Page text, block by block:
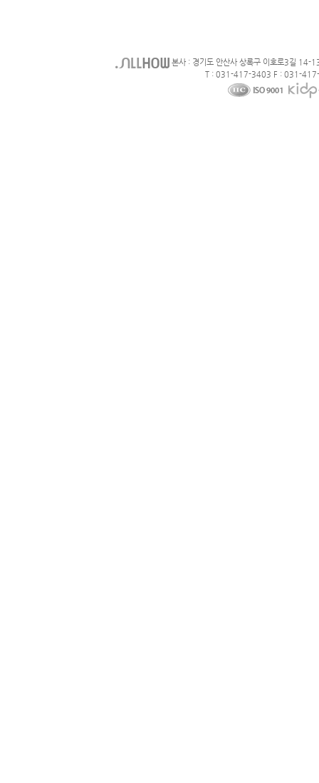
본사 : 경기도 안산사 상록구 이호로3길 14-
T : 031-417-3403 F : 031-